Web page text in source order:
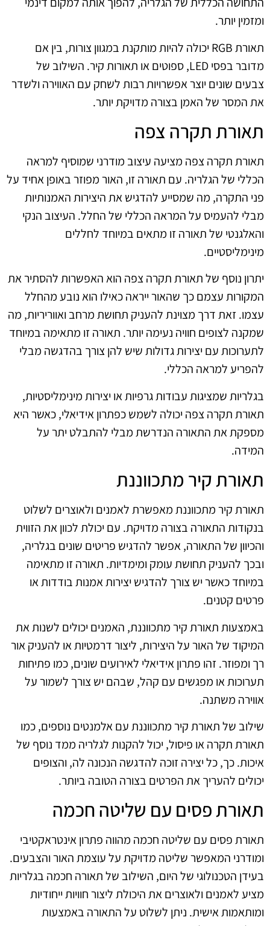
ומזמין יותר.
תאורת RGB יכולה להיות מותקנת במגוון צורות, בין אם
מדובר בפסי LED, ספוטים או תאורות קיר. השילוב של
צבעים שונים יוצר אפשרויות רבות לשחק עם האווירה ולשדר
את המסר של האמן בצורה מדויקת יותר.
תאורת תקרה צפה
תאורת תקרה צפה מציעה עיצוב מודרני שמוסיף למראה
הכללי של הגלריה. עם תאורה זו, האור מפוזר באופן אחיד על
פני התקרה, מה שמסייע להדגיש את היצירות האמנותיות
מבלי להעמיס על המראה הכללי של החלל. העיצוב הנקי
והאלגנטי של תאורה זו מתאים במיוחד לחללים
מינימליסטיים.
יתרון נוסף של תאורת תקרה צפה הוא האפשרות להסתיר את
המקורות עצמם כך שהאור ייראה כאילו הוא נובע מהחלל
עצמו. זאת דרך מצוינת להעניק תחושת מרחב ואווריריות, מה
שמקנה לצופים חוויה נעימה יותר. תאורה זו מתאימה במיוחד
לתערוכות עם יצירות גדולות שיש להן צורך בהדגשה מבלי
להפריע למראה הכללי.
בגלריות שמציגות עבודות גרפיות או יצירות מינימליסטיות,
תאורת תקרה צפה יכולה לשמש כפתרון אידיאלי, כאשר היא
מספקת את התאורה הנדרשת מבלי להתבלט יתר על
המידה.
תאורת קיר מתכווננת
תאורת קיר מתכווננת מאפשרת לאמנים ולאוצרים לשלוט
בנקודות התאורה בצורה מדויקת. עם יכולת לכוון את הזווית
והכיוון של התאורה, אפשר להדגיש פריטים שונים בגלריה,
ובכך להעניק תחושת עומק ומימדיות. תאורה זו מתאימה
במיוחד כאשר יש צורך להדגיש יצירות אמנות בודדות או
פרטים קטנים.
באמצעות תאורת קיר מתכווננת, האמנים יכולים לשנות את
המיקוד של האור על היצירות, ליצור דרמטיות או להעניק אור
רך ומפוזר. זהו פתרון אידיאלי לאירועים שונים, כמו פתיחות
תערוכות או מפגשים עם קהל, שבהם יש צורך לשמור על
אווירה משתנה.
שילוב של תאורת קיר מתכווננת עם אלמנטים נוספים, כמו
תאורת תקרה או פיסול, יכול להקנות לגלריה ממד נוסף של
איכות. כך, כל יצירה זוכה להדגשה הנכונה לה, והצופים
יכולים להעריך את הפרטים בצורה הטובה ביותר.
תאורת פסים עם שליטה חכמה
תאורת פסים עם שליטה חכמה מהווה פתרון אינטראקטיבי
ומודרני המאפשר שליטה מדויקת על עוצמת האור והצבעים.
בעידן הטכנולוגי של היום, השילוב של תאורה חכמה בגלריות
מציע לאמנים ולאוצרים את היכולת ליצור חוויות ייחודיות
ומותאמות אישית. ניתן לשלוט על התאורה באמצעות